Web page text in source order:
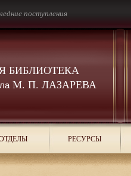
БИБЛИОТЕКА
М. П. ЛАЗАРЕВА
поступления
РЕСУРСЫ